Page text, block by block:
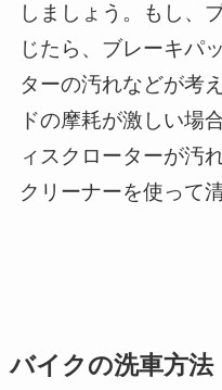
しましょう。もし、
じたら、ブレーキパ
ターの汚れなどが考
ドの摩耗が激しい場
ィスクローターが汚
クリーナーを使って
バイクの洗車方法